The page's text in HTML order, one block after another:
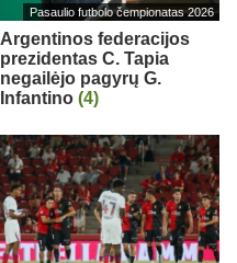
Pasaulio futbolo čempionatas 2026
Argentinos federacijos
prezidentas C. Tapia
negailėjo pagyrų G.
Infantino (4)